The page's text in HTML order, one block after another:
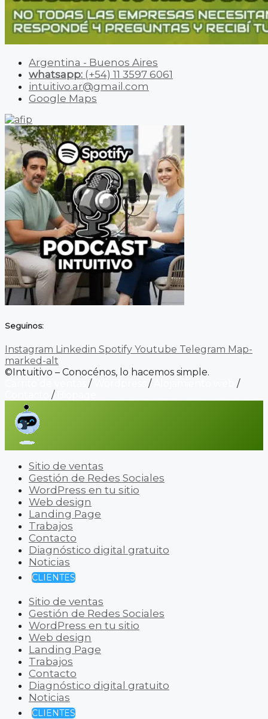
Argentina - Buenos Aires
whatsapp: (+54) 11 3597 6061
intuitivo.ar@gmail.com
Google Maps
Seguinos:
Instagram Linkedin Spotify Youtube Telegram Map-
marked-alt
©Intuitivo – Conocénos, lo hacemos simple.
/ /
/
/
Sitio de ventas
Gestión de Redes Sociales
WordPress en tu sitio
Web design
Landing Page
Trabajos
Contacto
Diagnóstico digital gratuito
Noticias
CLIENTES
Sitio de ventas
Gestión de Redes Sociales
WordPress en tu sitio
Web design
Landing Page
Trabajos
Contacto
Diagnóstico digital gratuito
Noticias
CLIENTES